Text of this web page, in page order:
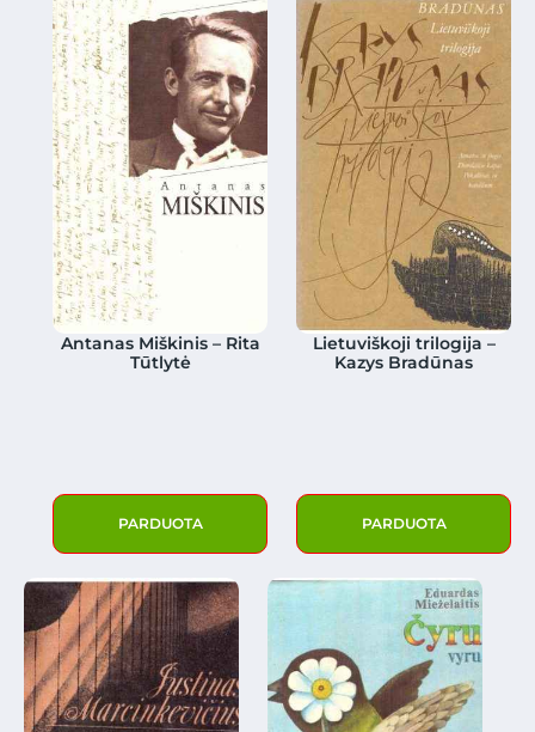
Antanas Miškinis – Rita
Tūtlytė
PARDUOTA
Lietuviškoji trilogija –
Kazys Bradūnas
PARDUOTA